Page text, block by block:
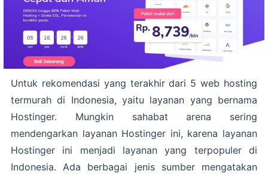
Untuk rekomendasi yang terakhir dari 5 web hosting
termurah di Indonesia, yaitu layanan yang bernama
Hostinger. Mungkin sahabat arena sering
mendengarkan layanan Hostinger ini, karena layanan
Hostinger ini menjadi layanan yang terpopuler di
Indonesia. Ada berbagai jenis sumber mengatakan